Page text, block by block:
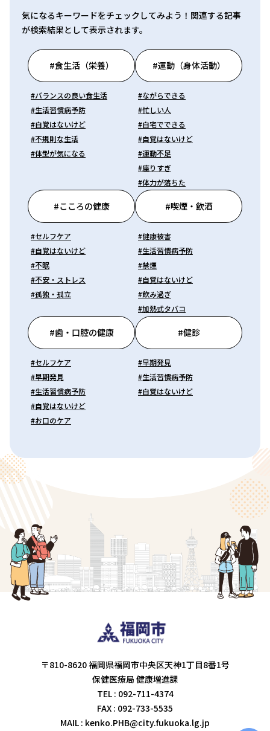
気になるキーワードをチェックしてみよう！関連する記事
が検索結果として表示されます。
#食生活（栄養）
#バランスの良い食生活
#生活習慣病予防
#自覚はないけど
#不規則な生活
#体型が気になる
#運動（身体活動）
#ながらできる
#忙しい人
#自宅でできる
#自覚はないけど
#運動不足
#座りすぎ
#体力が落ちた
#こころの健康
#セルフケア
#自覚はないけど
#不眠
#不安・ストレス
#孤独・孤立
#喫煙・飲酒
#健康被害
#生活習慣病予防
#禁煙
#自覚はないけど
#飲み過ぎ
#加熱式タバコ
#歯・口腔の健康
#セルフケア
#早期発見
#生活習慣病予防
#自覚はないけど
#お口のケア
#健診
#早期発見
#生活習慣病予防
#自覚はないけど
〒810-8620 福岡県福岡市中央区天神1丁目8番1号
保健医療局 健康増進課
TEL : 092-711-4374
FAX : 092-733-5535
MAIL : kenko.PHB@city.fukuoka.lg.jp